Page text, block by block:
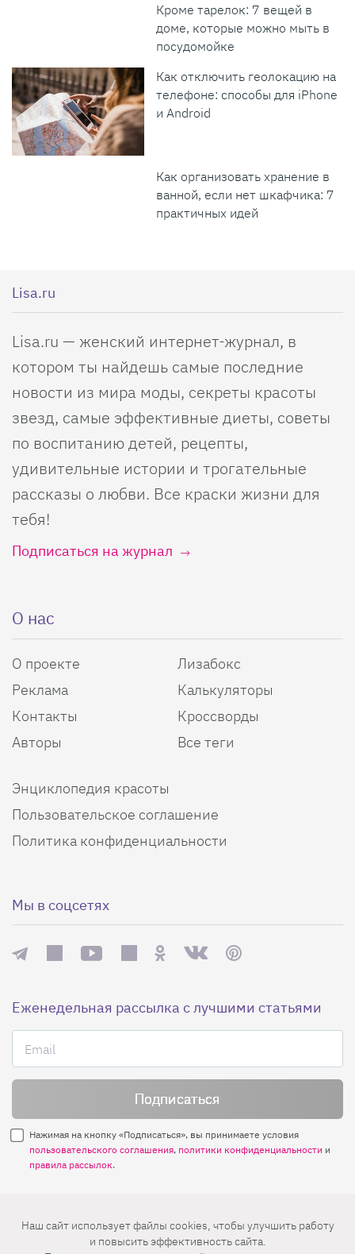
Кроме тарелок: 7 вещей в
доме, которые можно мыть в
посудомойке
Как отключить геолокацию на
телефоне: способы для iPhone
и Android
Как организовать хранение в
ванной, если нет шкафчика: 7
практичных идей
Lisa.ru
Lisa.ru — женский интернет-журнал, в
котором ты найдешь самые последние
новости из мира моды, секреты красоты
звезд, самые эффективные диеты, советы
по воспитанию детей, рецепты,
удивительные истории и трогательные
рассказы о любви. Все краски жизни для
тебя!
Подписаться на журнал
О нас
О проекте
Реклама
Контакты
Авторы
Лизабокс
Калькуляторы
Кроссворды
Все теги
Энциклопедия красоты
Пользовательское соглашение
Политика конфиденциальности
Мы в соцсетях
Еженедельная рассылка с лучшими статьями
Нажимая на кнопку «Подписаться», вы принимаете условия
пользовательского соглашения, политики конфиденциальности и
правила рассылок.
Нашли ошибку? Выделите ее и нажмите
Ctrl+Enter
Наш сайт использует файлы cookies, чтобы улучшить работу
и повысить эффективность сайта.